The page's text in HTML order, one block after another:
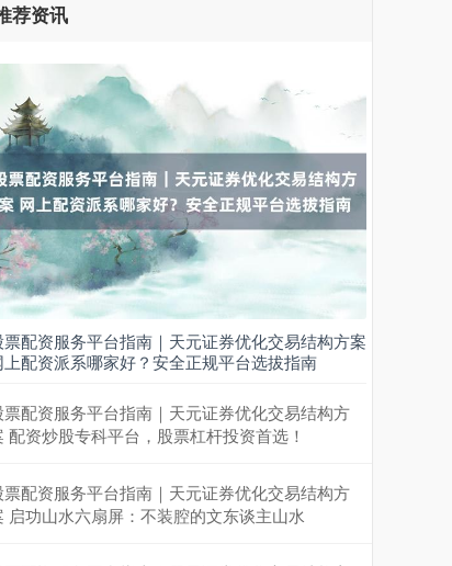
荐资讯
票配资服务平台指南｜天元证券优化交易结构方案
上配资派系哪家好？安全正规平台选拔指南
票配资服务平台指南｜天元证券优化交易结构方
配资炒股专科平台，股票杠杆投资首选！
票配资服务平台指南｜天元证券优化交易结构方
启功山水六扇屏：不装腔的文东谈主山水